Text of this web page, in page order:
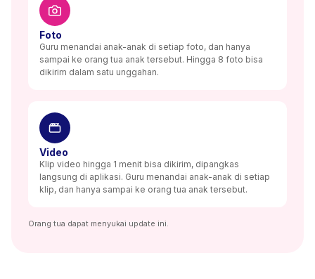
Foto
Guru menandai anak-anak di setiap foto, dan hanya
sampai ke orang tua anak tersebut. Hingga 8 foto bisa
dikirim dalam satu unggahan.
Video
Klip video hingga 1 menit bisa dikirim, dipangkas
langsung di aplikasi. Guru menandai anak-anak di setiap
klip, dan hanya sampai ke orang tua anak tersebut.
Orang tua dapat menyukai update ini.